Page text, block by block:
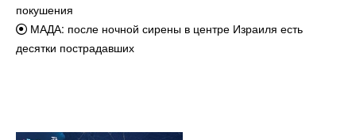
покушения
МАДА: после ночной сирены в центре Израиля есть
десятки пострадавших